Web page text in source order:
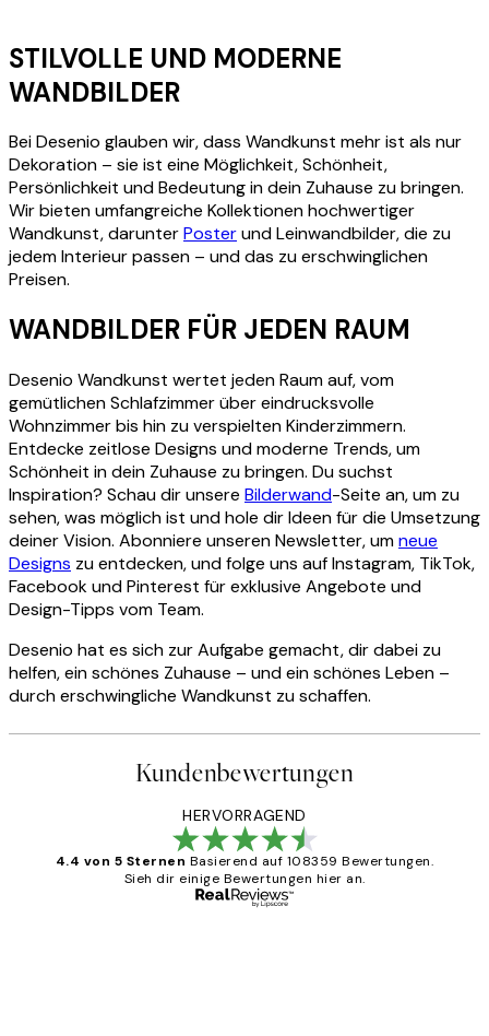
STILVOLLE UND MODERNE
WANDBILDER
Bei Desenio glauben wir, dass Wandkunst mehr ist als nur
Dekoration – sie ist eine Möglichkeit, Schönheit,
Persönlichkeit und Bedeutung in dein Zuhause zu bringen.
Wir bieten umfangreiche Kollektionen hochwertiger
Wandkunst, darunterPosterund Leinwandbilder, die zu
jedem Interieur passen – und das zu erschwinglichen
Preisen.
WANDBILDER FÜR JEDEN RAUM
Desenio Wandkunst wertet jeden Raum auf, vom
gemütlichen Schlafzimmer über eindrucksvolle
Wohnzimmer bis hin zu verspielten Kinderzimmern.
Entdecke zeitlose Designs und moderne Trends, um
Schönheit in dein Zuhause zu bringen. Du suchst
Inspiration? Schau dir unsere Bilderwand-Seite an, um zu
sehen, was möglich ist und hole dir Ideen für die Umsetzung
deiner Vision. Abonniere unseren Newsletter, umneue
Designs zu entdecken, und folge uns auf Instagram, TikTok,
Facebook und Pinterest für exklusive Angebote und
Design-Tipps vom Team.
Desenio hat es sich zur Aufgabe gemacht, dir dabei zu
helfen, ein schönes Zuhause – und ein schönes Leben –
durch erschwingliche Wandkunst zu schaffen.
Kundenbewertungen
HERVORRAGEND
4.4 von 5 Sternen Basierend auf 108359 Bewertungen.
Sieh dir einige Bewertungen hier an.